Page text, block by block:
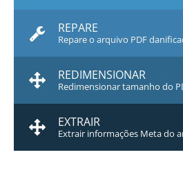
REPARE
Repare o arquivo PDF
REDIMENSIONAR
Redimensionar tamanho do
EXTRAIR
Extrair informações Meta do